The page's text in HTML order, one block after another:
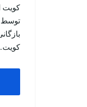
کویت
توسط